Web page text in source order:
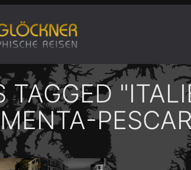
TAGGED